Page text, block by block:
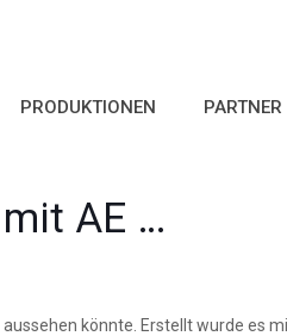
PRODUKTIONEN PARTNER
AE …
aussehen könnte. Erstellt wurde es